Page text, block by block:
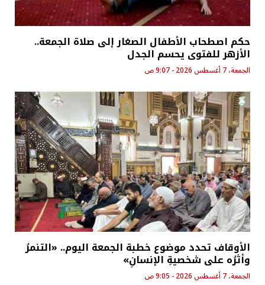
حكم اصطحاب الأطفال الصغار إلى صلاة الجمعة..
الأزهر للفتوى يحسم الجدل
الجمعة، 7 أغسطس 2026 - 9:07 ص
الأوقاف تحدد موضوع خطبة الجمعة اليوم.. «التنمرُ
وأثرُه على شخصيةِ الإنسانِ»
الجمعة، 7 أغسطس 2026 - 9:05 ص